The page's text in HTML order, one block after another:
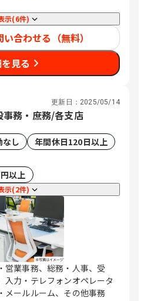
示(6件)
合わせる（無料）
見る
更新日： 2025/05/14
務・庶務/各支店
なし
年間休日120日以上
以上
示(2件)
営業事務、総務・人事、受
入力・テレフォンオペレータ
メールルーム、その他事務